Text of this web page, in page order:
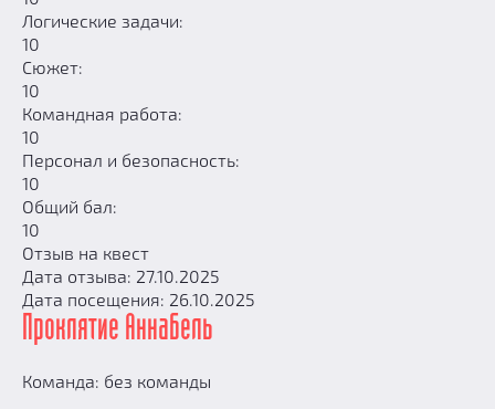
Логические задачи:
10
Сюжет:
10
Командная работа:
10
Персонал и безопасность:
10
Общий бал:
10
Отзыв на квест
Дата отзыва: 27.10.2025
Дата посещения: 26.10.2025
Проклятие Аннабель
Команда: без команды